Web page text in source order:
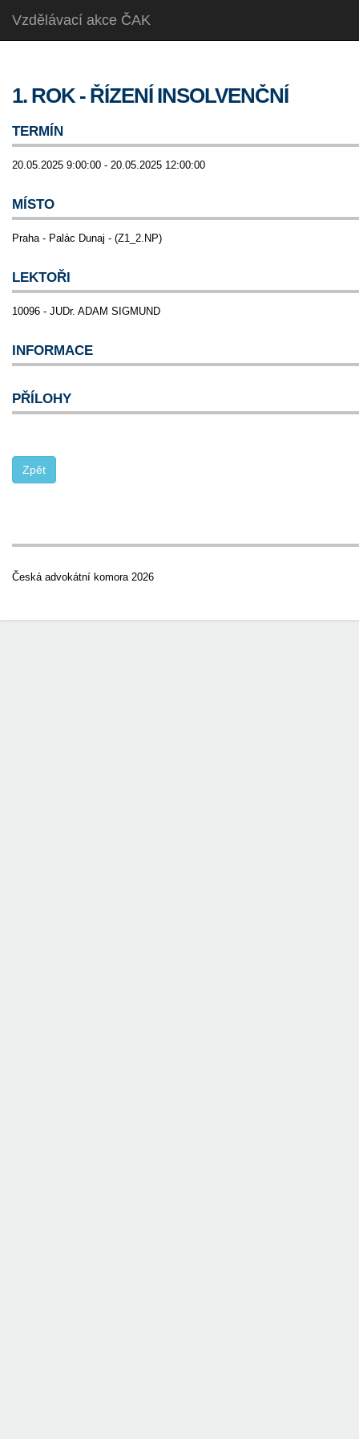
Vzdělávací akce ČAK
1. ROK - ŘÍZENÍ INSOLVENČNÍ
TERMÍN
20.05.2025 9:00:00 - 20.05.2025 12:00:00
MÍSTO
Praha - Palác Dunaj - (Z1_2.NP)
LEKTOŘI
10096 - JUDr. ADAM SIGMUND
INFORMACE
PŘÍLOHY
Česká advokátní komora 2026